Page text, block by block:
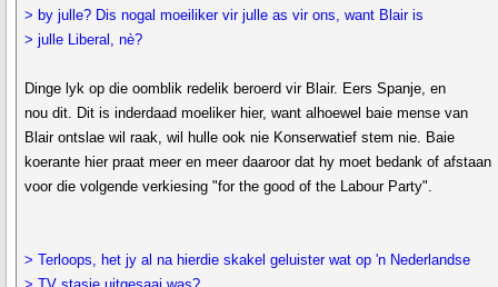
> by julle? Dis nogal moeiliker vir julle as vir ons, want Blair is
> julle Liberal, nè?
Dinge lyk op die oomblik redelik beroerd vir Blair. Eers Spanje, en
nou dit. Dit is inderdaad moeliker hier, want alhoewel baie mense van
Blair ontslae wil raak, wil hulle ook nie Konserwatief stem nie. Baie
koerante hier praat meer en meer daaroor dat hy moet bedank of afstaan
voor die volgende verkiesing "for the good of the Labour Party".
> Terloops, het jy al na hierdie skakel geluister wat op 'n Nederlandse